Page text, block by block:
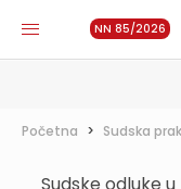
NN 85/2026
Početna > Sudska